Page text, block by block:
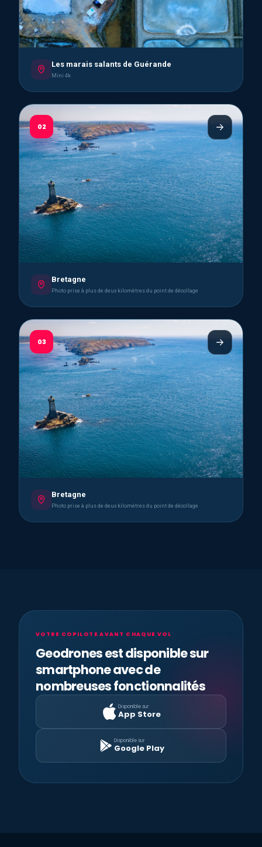
Les marais salants de Guérande
Mini 4k
02
Bretagne
Photo prise à plus de deux kilomètres du point de décollage
03
Bretagne
Photo prise à plus de deux kilomètres du point de décollage
VOTRE COPILOTE AVANT CHAQUE VOL
Geodrones est disponible sur
smartphone avec de
nombreuses fonctionnalités
Disponible sur
App Store
Disponible sur
Google Play